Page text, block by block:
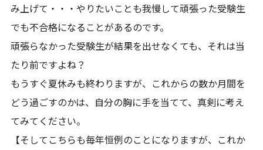
み上げて・・・やりたいことも我慢して頑張った受験生
でも不合格になることがあるのです。
頑張らなかった受験生が結果を出せなくても、それは当
たり前ですよね？
もうすぐ夏休みも終わりますが、これからの数か月間を
どう過ごすのかは、自分の胸に手を当てて、真剣に考え
てみてください。
【そしてこちらも毎年恒例のことになりますが、これか